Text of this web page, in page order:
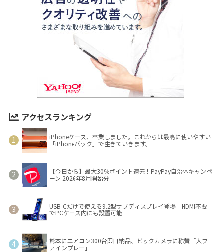
アクセスランキング
iPhoneケース、卒業しました。これからは最高に使いやすい
「iPhoneバック」で生きていきます。
【今日から】最大30％ポイント還元！PayPay自治体キャンペ
ーン 2026年8月開始分
USB-Cだけで使える9.2型サブディスプレイ登場 HDMI不要
でPCケース内にも設置可能
熊本にエアコン300台即日納品、ビックカメラに称賛「大フ
ァインプレー」